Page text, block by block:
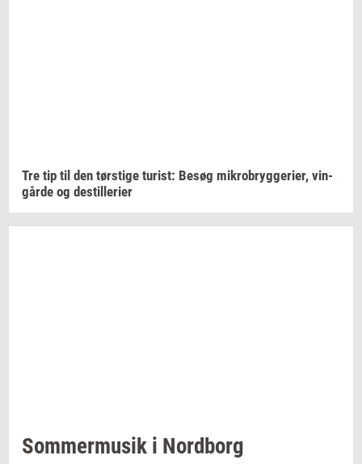
Tre tip til den tørsti­ge turist: Besøg mi­kro­bryg­ge­ri­er, vin­
går­de og destil­le­ri­er
Som­mer­mu­sik i Nord­borg